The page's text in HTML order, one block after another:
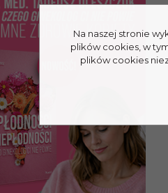
Na naszej stronie
plików cookies, w
plików cookies